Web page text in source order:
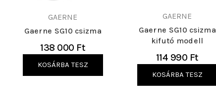
GAERNE
Gaerne SG10 csizma
138 000 Ft
KOSÁRBA TESZ
GAERNE
Gaerne SG10 csizma
kifutó modell
114 990 Ft
KOSÁRBA TESZ